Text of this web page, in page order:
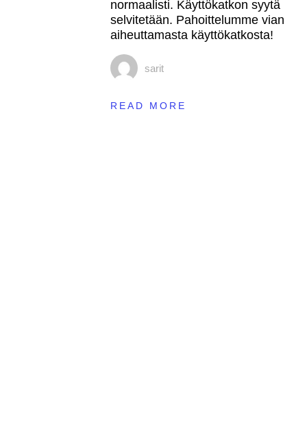
normaalisti. Käyttökatkon syytä
selvitetään. Pahoittelumme vian
aiheuttamasta käyttökatkosta!
sarit
READ MORE